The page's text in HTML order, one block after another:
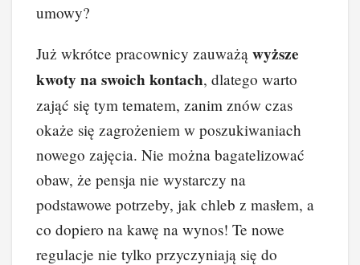
umowy?
Już wkrótce pracownicy zauważą wyższe
kwoty na swoich kontach, dlatego warto
zająć się tym tematem, zanim znów czas
okaże się zagrożeniem w poszukiwaniach
nowego zajęcia. Nie można bagatelizować
obaw, że pensja nie wystarczy na
podstawowe potrzeby, jak chleb z masłem, a
co dopiero na kawę na wynos! Te nowe
regulacje nie tylko przyczyniają się do